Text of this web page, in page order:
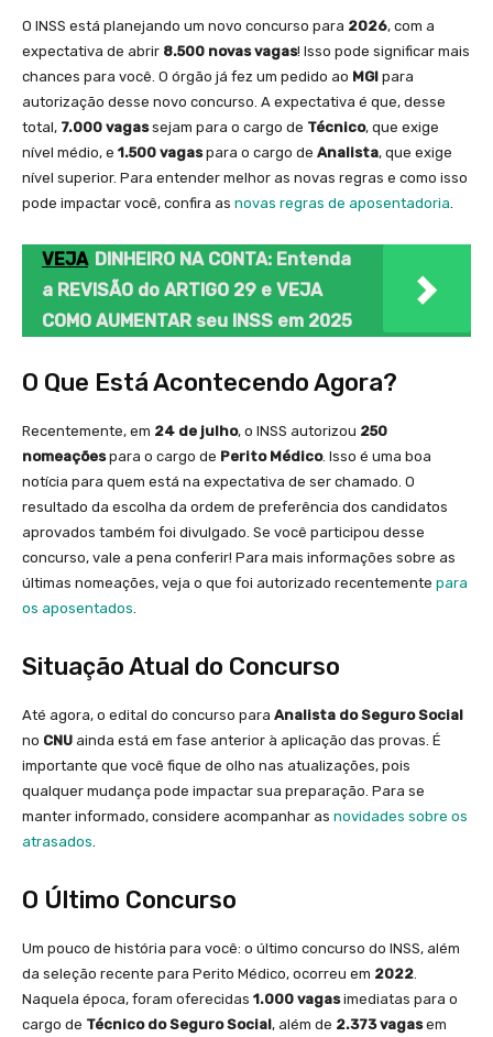
O INSS está planejando um novo concurso para 2026, com a
expectativa de abrir 8.500 novas vagas! Isso pode significar mais
chances para você. O órgão já fez um pedido ao MGI para
autorização desse novo concurso. A expectativa é que, desse
total, 7.000 vagassejam para o cargo de Técnico, que exige
nível médio, e 1.500 vagaspara o cargo de Analista, que exige
nível superior. Para entender melhor as novas regras e como isso
pode impactar você, confira as novas regras de aposentadoria.
VEJA DINHEIRO NA CONTA: Entenda
a REVISÃO do ARTIGO 29 e VEJA
COMO AUMENTAR seu INSS em 2025
O Que Está Acontecendo Agora?
Recentemente, em 24 de julho, o INSS autorizou 250
nomeaçõespara o cargo de Perito Médico. Isso é uma boa
notícia para quem está na expectativa de ser chamado. O
resultado da escolha da ordem de preferência dos candidatos
aprovados também foi divulgado. Se você participou desse
concurso, vale a pena conferir! Para mais informações sobre as
últimas nomeações, veja o que foi autorizado recentemente para
os aposentados.
Situação Atual do Concurso
Até agora, o edital do concurso para Analista do Seguro Social
no CNU ainda está em fase anterior à aplicação das provas. É
importante que você fique de olho nas atualizações, pois
qualquer mudança pode impactar sua preparação. Para se
manter informado, considere acompanhar as novidades sobre os
atrasados.
O Último Concurso
Um pouco de história para você: o último concurso do INSS, além
da seleção recente para Perito Médico, ocorreu em 2022.
Naquela época, foram oferecidas 1.000 vagasimediatas para o
cargo de Técnico do Seguro Social, além de 2.373 vagasem